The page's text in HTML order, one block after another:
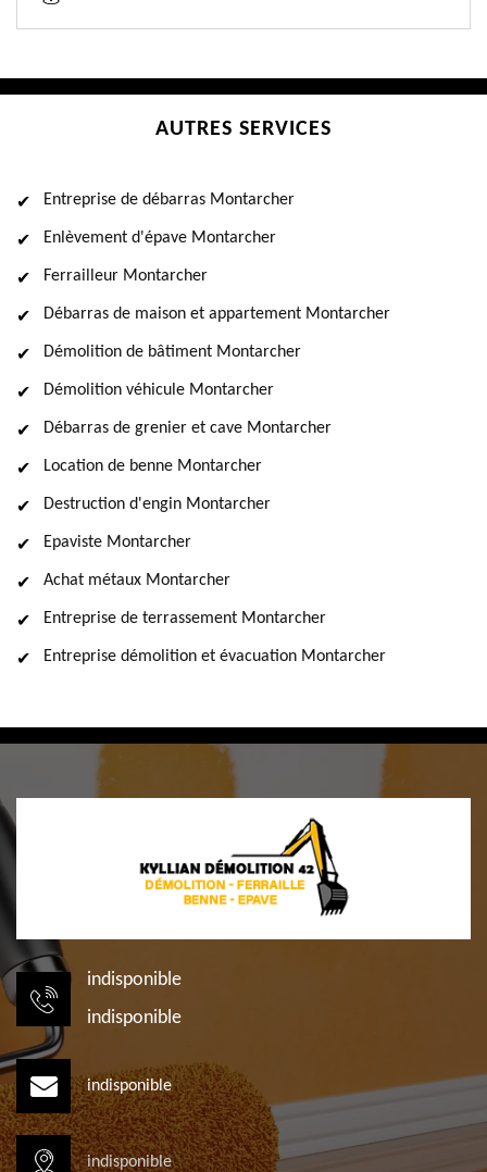
AUTRES SERVICES
Entreprise de débarras Montarcher
Enlèvement d'épave Montarcher
Ferrailleur Montarcher
Débarras de maison et appartement Montarcher
Démolition de bâtiment Montarcher
Démolition véhicule Montarcher
Débarras de grenier et cave Montarcher
Location de benne Montarcher
Destruction d'engin Montarcher
Epaviste Montarcher
Achat métaux Montarcher
Entreprise de terrassement Montarcher
Entreprise démolition et évacuation Montarcher
indisponible
indisponible
indisponible
indisponible